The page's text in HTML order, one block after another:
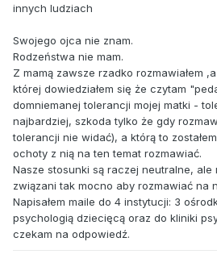
innych ludziach
Swojego ojca nie znam.
Rodzeństwa nie mam.
Z mamą zawsze rzadko rozmawiałem
której dowiedziałem się że czytam
domniemanej tolerancji mojej matki -
najbardziej, szkoda tylko że gdy
tolerancji nie widać), a którą to
ochoty z nią na ten temat rozmawiać.
Nasze stosunki są raczej neutralne, ale
związani tak mocno aby rozmawiać na
Napisałem maile do 4 instytucji: 3
psychologią dziecięcą oraz do kliniki
czekam na odpowiedź.